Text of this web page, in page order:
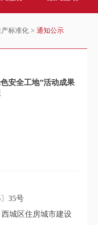
标准化 >通知公示
安全工地”活动成果
35号
城区住房城市建设